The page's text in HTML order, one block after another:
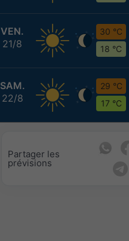
VEN.
21/8
30 °C
18 °C
SAM.
22/8
29 °C
17 °C
Partager les
prévisions